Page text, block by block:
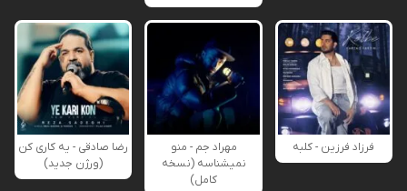
فرزاد فرزین - کلبه
مهراد جم - منو
نمیشناسه (نسخه
کامل)
رضا صادقی - یه کاری کن
(ورژن جدید)